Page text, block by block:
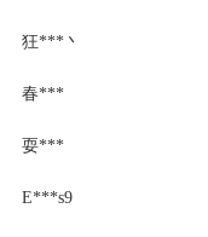
狂***丶
春***
耍***
E***s9